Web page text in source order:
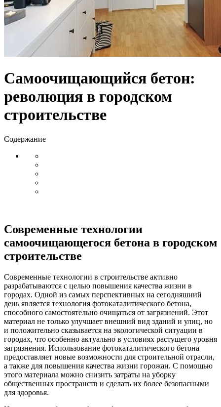
Самоочищающийся бетон:
революция в городском
строительстве
Содержание
Современные технологии
самоочищающегося бетона в городском
строительстве
Современные технологии в строительстве активно
разрабатываются с целью повышения качества жизни в
городах. Одной из самых перспективных на сегодняшний
день является технология фотокаталитического бетона,
способного самостоятельно очищаться от загрязнений. Этот
материал не только улучшает внешний вид зданий и улиц, но
и положительно сказывается на экологической ситуации в
городах, что особенно актуально в условиях растущего уровня
загрязнения. Использование фотокаталитического бетона
предоставляет новые возможности для строительной отрасли,
а также для повышения качества жизни горожан. С помощью
этого материала можно снизить затраты на уборку
общественных пространств и сделать их более безопасными
для здоровья.